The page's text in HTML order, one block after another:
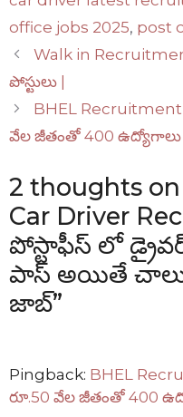
office jobs 2025, post
Walk in
పోస్టులు |
BHEL Recruitment
వేల జీతంతో 400 ఉద్యోగాలు
2 thoughts
Car Driver
పోస్టాఫీస్ లో
పాస్ అయితే చాలు |
జాబ్”
Pingback: BHEL
రూ.50 వేల జీతంతో 400